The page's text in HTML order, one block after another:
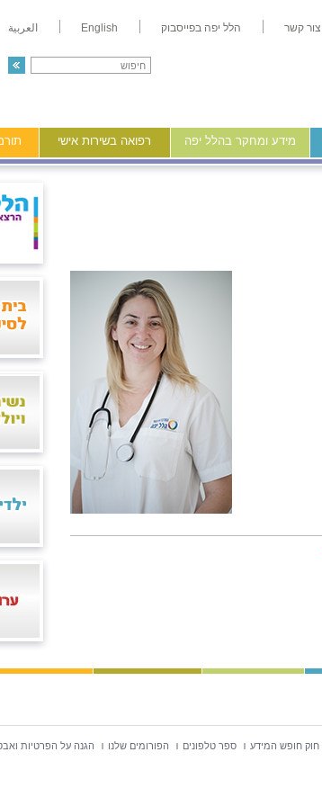
צור קשר הלל יפה בפייסבוק English العربية
מידע ומחקר בהלל יפה רפואה בשירות אישי
חוק חופש המידע ספר טלפונים הפורומים שלנו הגנה על הפרטיות